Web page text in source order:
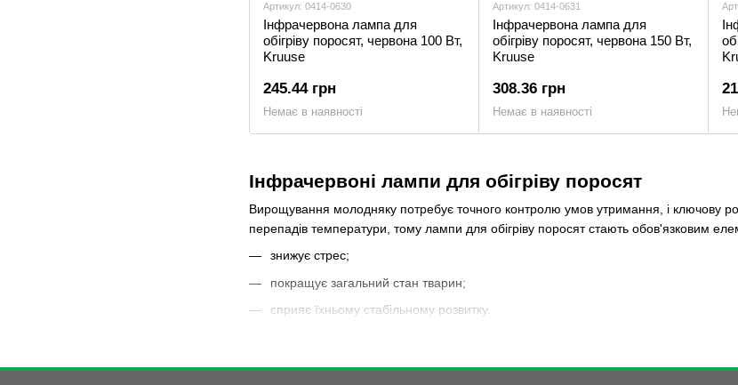
Інфрачервоні лампи для обігріву поросят
Вирощування молодняку ​​потребує точного контролю умов утримання, і ключову
перепадів температури, тому лампи для обігріву поросят стають обов'язковим
знижує стрес;
покращує загальний стан тварин;
сприяє їхньому стабільному розвитку.
Артикул: 0414-0630
Інфрачервона лампа для
обігріву поросят, червона 100 Вт,
Kruuse
245.44 грн
Немає в наявності
Артикул: 0414-0631
Інфрачервона лампа для
обігріву поросят, червона 150 Вт,
Kruuse
308.36 грн
Немає в наявності